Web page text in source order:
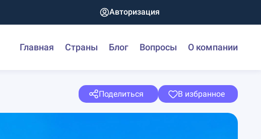
Авторизация
Главная Страны Блог Вопросы О компании
Поделиться В избранное